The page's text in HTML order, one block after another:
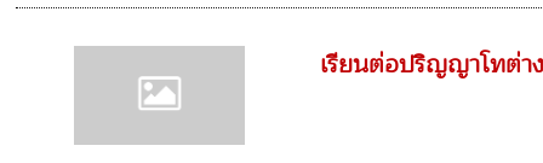
เรียนต่อปริญญาโทต่า